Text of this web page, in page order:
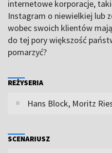
internetowe korporacje,
Instagram o niewielkiej lub
wobec swoich klientów
do tej pory większość
pomarzyć?
REŻYSERIA
Hans Block, Moritz
SCENARIUSZ